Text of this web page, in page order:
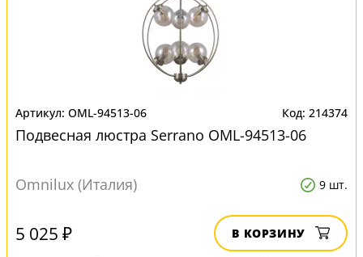
OML-94513-06 214374
Подвесная люстра Serrano OML-94513-06
Omnilux (Италия) 9 шт.
5 025 ₽ В КОРЗИНУ